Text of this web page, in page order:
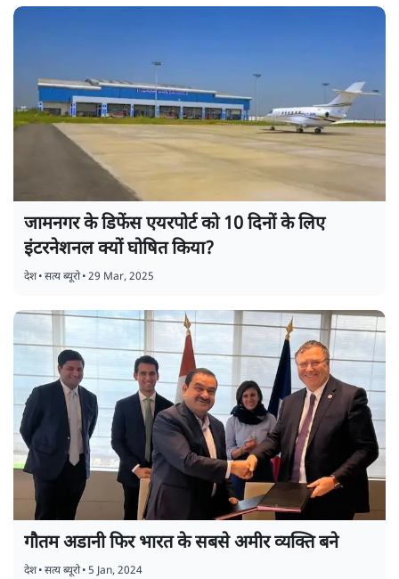
जामनगर के डिफेंस एयरपोर्ट को 10 दिनों के लिए
इंटरनेशनल क्यों घोषित किया?
देश•सत्य ब्यूरो•29 Mar, 2025
गौतम अडानी फिर भारत के सबसे अमीर व्यक्ति बने
देश•सत्य ब्यूरो•5 Jan, 2024